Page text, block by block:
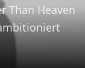
Than Heaven